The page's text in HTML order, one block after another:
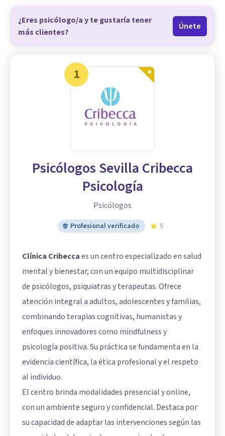
¿Eres psicólogo/a y te gustaría tener
más clientes?
Únete
1
Psicólogos Sevilla Cribecca
Psicología
Psicólogos
Profesional verificado 5
Clínica Cribeccaes un centro especializado en salud
mental y bienestar, con un equipo multidisciplinar
de psicólogos, psiquiatras y terapeutas. Ofrece
atención integral a adultos, adolescentes y familias,
combinando terapias cognitivas, humanistas y
enfoques innovadores como mindfulness y
psicología positiva. Su práctica se fundamenta en la
evidencia científica, la ética profesional y el respeto
al individuo.
El centro brinda modalidades presencial y online,
con un ambiente seguro y confidencial. Destaca por
su capacidad de adaptar las intervenciones según las